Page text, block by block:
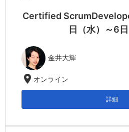
Certified
日（水）～6日
金井大輝
location_on オンライン
詳細